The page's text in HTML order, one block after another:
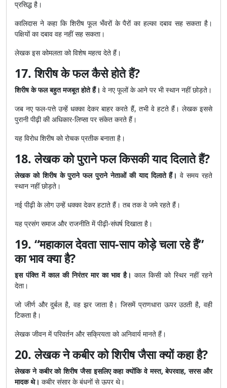
प्रसिद्ध है।
कालिदास ने कहा कि शिरीष फूल भँवरों के पैरों का हल्का दबाव सह सकता है।
पक्षियों का दबाव वह नहीं सह सकता।
लेखक इस कोमलता को विशेष महत्व देते हैं।
17. शिरीष के फल कैसे होते हैं?
शिरीष के फल बहुत मजबूत होते हैं। वे नए फूलों के आने पर भी स्थान नहीं छोड़ते।
जब नए फल-पत्ते उन्हें धक्का देकर बाहर करते हैं, तभी वे हटते हैं। लेखक इससे
पुरानी पीढ़ी की अधिकार-लिप्सा पर संकेत करते हैं।
यह विरोध शिरीष को रोचक प्रतीक बनाता है।
18. लेखक को पुराने फल किसकी याद दिलाते हैं?
लेखक को शिरीष के पुराने फल पुराने नेताओं की याद दिलाते हैं। वे समय रहते
स्थान नहीं छोड़ते।
नई पीढ़ी के लोग उन्हें धक्का देकर हटाते हैं। तब तक वे जमे रहते हैं।
यह प्रसंग समाज और राजनीति में पीढ़ी-संघर्ष दिखाता है।
19. “महाकाल देवता साप-साप कोड़े चला रहे हैं”
का भाव क्या है?
इस पंक्ति में काल की निरंतर मार का भाव है। काल किसी को स्थिर नहीं रहने
देता।
जो जीर्ण और दुर्बल है, वह झर जाता है। जिसमें प्राणधारा ऊपर उठती है, वही
टिकता है।
लेखक जीवन में परिवर्तन और सक्रियता को अनिवार्य मानते हैं।
20. लेखक ने कबीर को शिरीष जैसा क्यों कहा है?
लेखक ने कबीर को शिरीष जैसा इसलिए कहा क्योंकि वे मस्त, बेपरवाह, सरस और
मादक थे। कबीर संसार के बंधनों से ऊपर थे।